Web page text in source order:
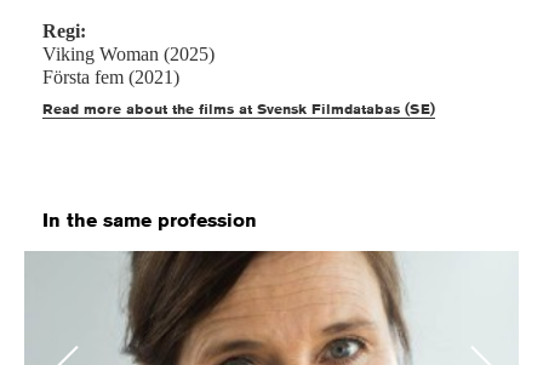
Regi:
Viking Woman (2025)
Första fem (2021)
Read more about the films at Svensk Filmdatabas (SE)
In the same profession